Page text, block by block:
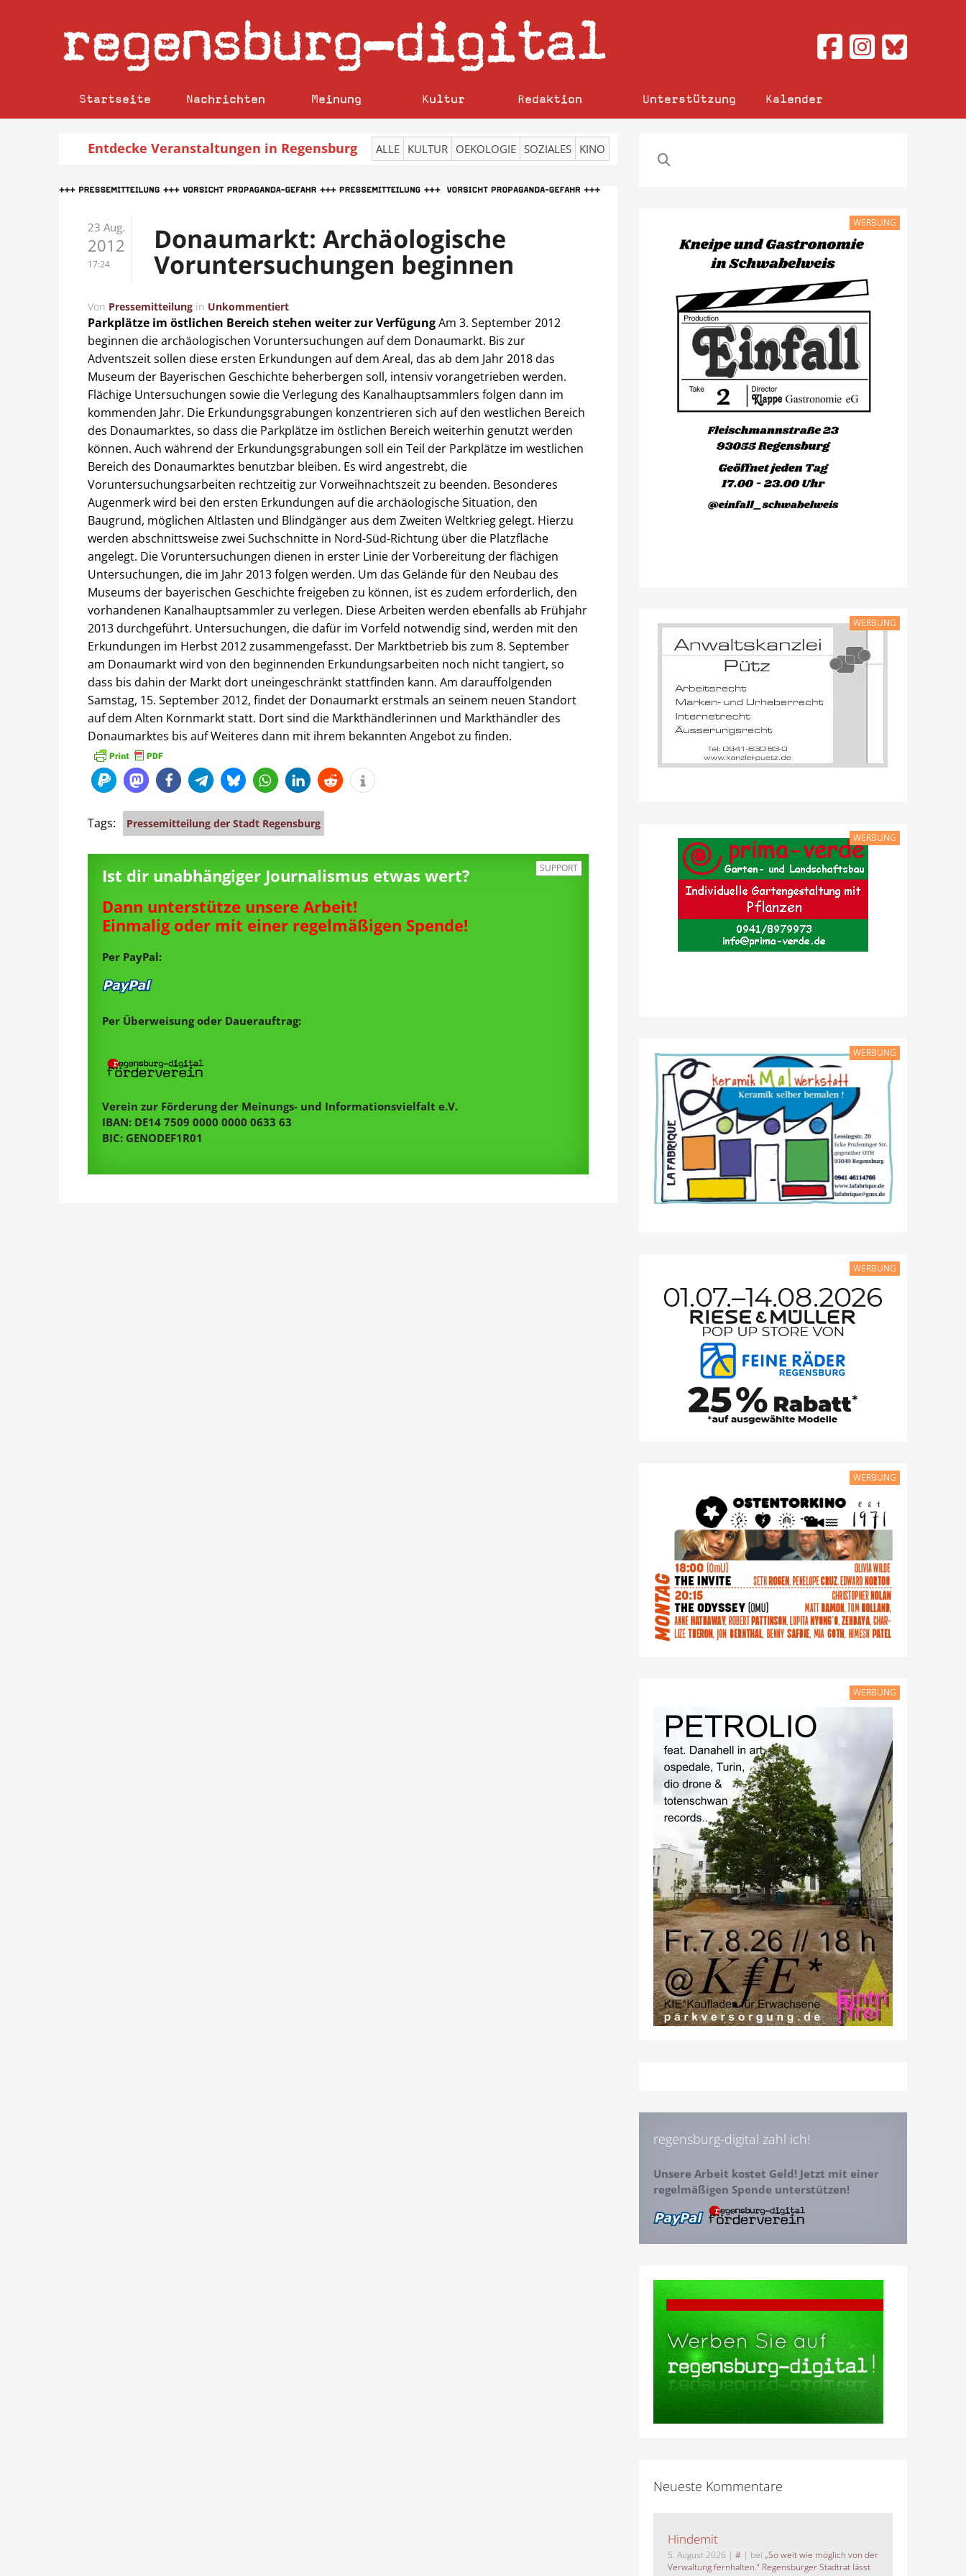
regensburg–digital
Startseite Nachrichten Meinung Kultur Redaktion Unterstützung Kalender
Entdecke Veranstaltungen in Regensburg ALLE KULTUR OEKOLOGIE SOZIALES KINO
23 Aug.
2012
17:24
Donaumarkt: Archäologische
Voruntersuchungen beginnen
Von Pressemitteilung in Unkommentiert
Parkplätze im östlichen Bereich stehen weiter zur VerfügungAm 3. September 2012
beginnen die archäologischen Voruntersuchungen auf dem Donaumarkt. Bis zur
Adventszeit sollen diese ersten Erkundungen auf dem Areal, das ab dem Jahr 2018 das
Museum der Bayerischen Geschichte beherbergen soll, intensiv vorangetrieben werden.
Flächige Untersuchungen sowie die Verlegung des Kanalhauptsammlers folgen dann im
kommenden Jahr. Die Erkundungsgrabungen konzentrieren sich auf den westlichen Bereich
des Donaumarktes, so dass die Parkplätze im östlichen Bereich weiterhin genutzt werden
können. Auch während der Erkundungsgrabungen soll ein Teil der Parkplätze im westlichen
Bereich des Donaumarktes benutzbar bleiben. Es wird angestrebt, die
Voruntersuchungsarbeiten rechtzeitig zur Vorweihnachtszeit zu beenden. Besonderes
Augenmerk wird bei den ersten Erkundungen auf die archäologische Situation, den
Baugrund, möglichen Altlasten und Blindgänger aus dem Zweiten Weltkrieg gelegt. Hierzu
werden abschnittsweise zwei Suchschnitte in Nord-Süd-Richtung über die Platzfläche
angelegt. Die Voruntersuchungen dienen in erster Linie der Vorbereitung der flächigen
Untersuchungen, die im Jahr 2013 folgen werden. Um das Gelände für den Neubau des
Museums der bayerischen Geschichte freigeben zu können, ist es zudem erforderlich, den
vorhandenen Kanalhauptsammler zu verlegen. Diese Arbeiten werden ebenfalls ab Frühjahr
2013 durchgeführt. Untersuchungen, die dafür im Vorfeld notwendig sind, werden mit den
Erkundungen im Herbst 2012 zusammengefasst. Der Marktbetrieb bis zum 8. September
am Donaumarkt wird von den beginnenden Erkundungsarbeiten noch nicht tangiert, so
dass bis dahin der Markt dort uneingeschränkt stattfinden kann. Am darauffolgenden
Samstag, 15. September 2012, findet der Donaumarkt erstmals an seinem neuen Standort
auf dem Alten Kornmarkt statt. Dort sind die Markthändlerinnen und Markthändler des
Donaumarktes bis auf Weiteres dann mit ihrem bekannten Angebot zu finden.
Tags: Pressemitteilung der Stadt Regensburg
SUPPORT
Ist dir unabhängiger Journalismus etwas wert?
Dann unterstütze unsere Arbeit!
Einmalig oder mit einer regelmäßigen Spende!
Per PayPal:
Per Überweisung oder Dauerauftrag:
Verein zur Förderung der Meinungs- und Informationsvielfalt e.V.
IBAN: DE14 7509 0000 0000 0633 63
BIC: GENODEF1R01
WERBUNG
WERBUNG
WERBUNG
WERBUNG
WERBUNG
WERBUNG
WERBUNG
regensburg-digital zahl ich!
Unsere Arbeit kostet Geld! Jetzt mit einer
regelmäßigen Spende unterstützen!
Neueste Kommentare
Hindemit
5. August 2026 | #| bei „So weit wie möglich von der
Verwaltung fernhalten.“ Regensburger Stadtrat lässt